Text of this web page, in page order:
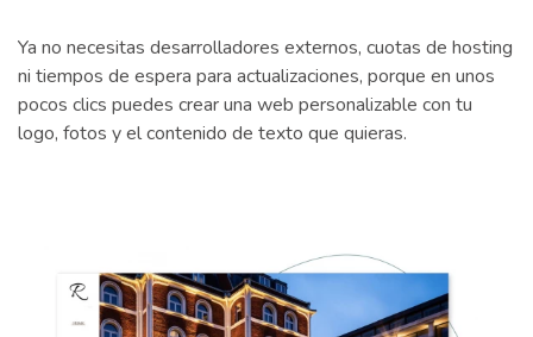
Ya no necesitas desarrolladores externos, cuotas de hosting
ni tiempos de espera para actualizaciones, porque en unos
pocos clics puedes crear una web personalizable con tu
logo, fotos y el contenido de texto que quieras.